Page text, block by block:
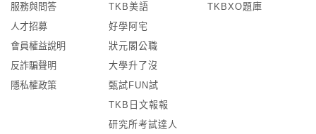
服務與問答
人才招募
會員權益說明
反詐騙聲明
隱私權政策
TKB美語
好學阿宅
狀元閣公職
大學升了沒
甄試FUN試
TKB日文報報
研究所考試達人
TKBXO題庫